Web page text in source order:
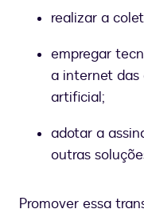
realizar a
empregar
a internet das
artificial;
adotar a
outras
Promover essa